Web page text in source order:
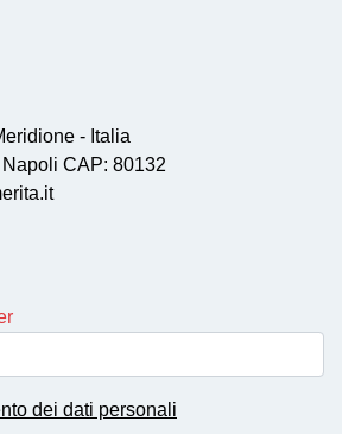
- Italia
CAP: 80132
dei dati personali